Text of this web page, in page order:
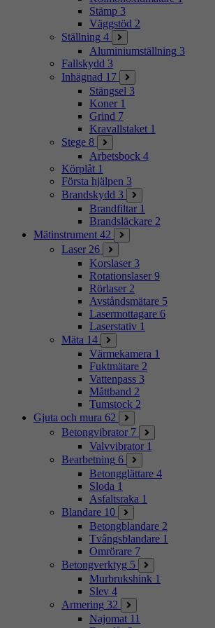
Stämp 3
Väggstöd 2
Ställning 4
Aluminiumställning 3
Fallskydd 3
Inhägnad 17
Stängsel 3
Koner 1
Grind 7
Kravallstaket 1
Stege 8
Arbetsbock 4
Körplåt 1
Första hjälpen 3
Brandskydd 3
Brandfiltar 1
Brandsläckare 2
Mätinstrument 42
Laser 26
Korslaser 3
Rotationslaser 9
Rörlaser 2
Avståndsmätare 5
Lasermottagare 6
Laserstativ 1
Mäta 14
Värmekamera 1
Fuktmätare 2
Vattenpass 3
Måttband 2
Tumstock 2
Gjuta och mura 62
Betongvibrator 7
Valvvibrator 1
Bearbetning 6
Betongglättare 4
Sloda 1
Asfaltsraka 1
Blandare 10
Betongblandare 2
Tvångsblandare 1
Omrörare 7
Betongverktyg 5
Murbrukshink 1
Slev 4
Armering 32
Najomat 11